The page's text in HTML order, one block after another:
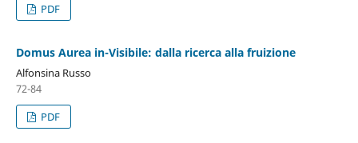
PDF
Domus Aurea in-Visibile: dalla ricerca alla fruizione
Alfonsina Russo
72-84
PDF